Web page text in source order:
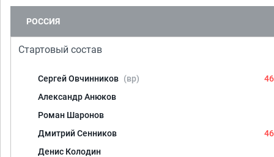
РОССИЯ
Стартовый состав
Сергей Овчинников (вр)
Александр Анюков
Роман Шаронов
Дмитрий Сенников
Денис Колодин